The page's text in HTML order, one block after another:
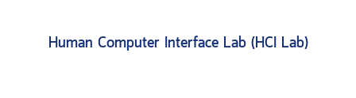
Human Computer Interface Lab (HCI Lab)